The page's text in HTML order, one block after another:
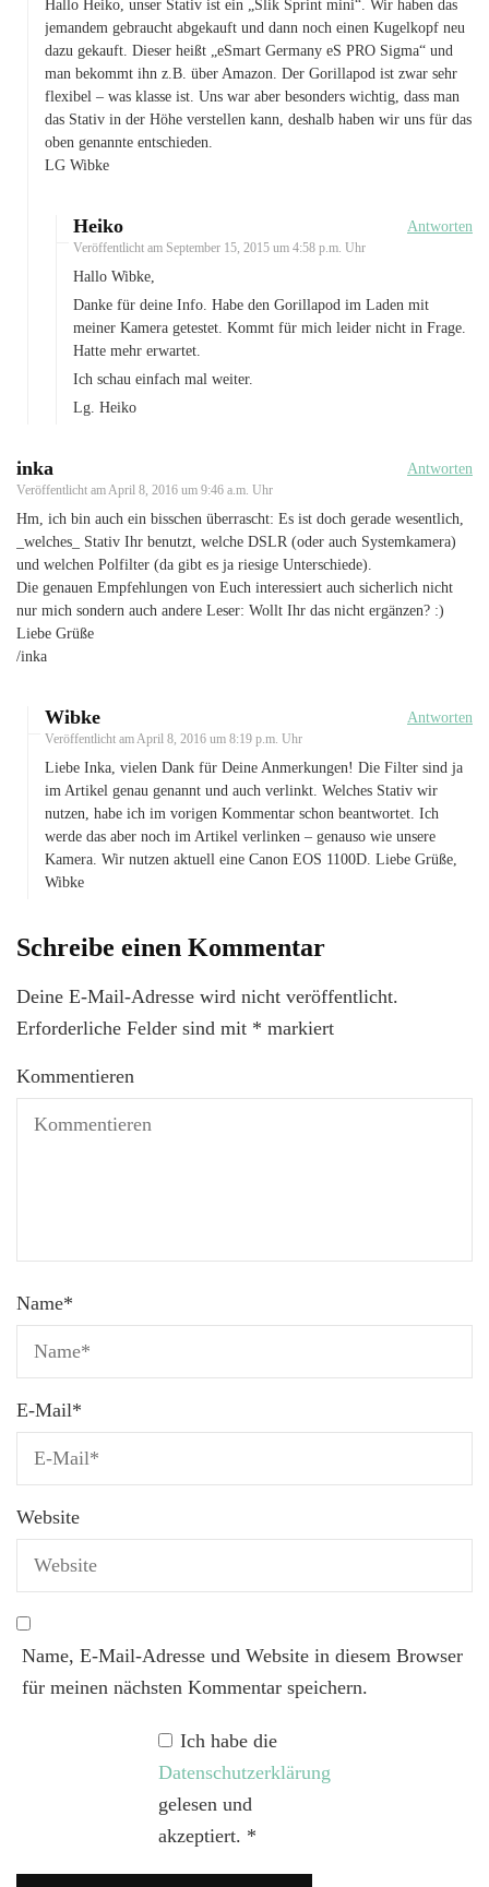
Hallo Heiko, unser Stativ ist ein „Slik Sprint mini“. Wir haben das
jemandem gebraucht abgekauft und dann noch einen Kugelkopf neu
dazu gekauft. Dieser heißt „eSmart Germany eS PRO Sigma“ und
man bekommt ihn z.B. über Amazon. Der Gorillapod ist zwar sehr
flexibel – was klasse ist. Uns war aber besonders wichtig, dass man
das Stativ in der Höhe verstellen kann, deshalb haben wir uns für das
oben genannte entschieden.
LG Wibke
Heiko
Veröffentlicht am September 15, 2015 um 4:58 p.m. Uhr
Antworten
Hallo Wibke,
Danke für deine Info. Habe den Gorillapod im Laden mit
meiner Kamera getestet. Kommt für mich leider nicht in Frage.
Hatte mehr erwartet.
Ich schau einfach mal weiter.
Lg. Heiko
inka
Veröffentlicht am April 8, 2016 um 9:46 a.m. Uhr
Antworten
Hm, ich bin auch ein bisschen überrascht: Es ist doch gerade wesentlich,
_welches_ Stativ Ihr benutzt, welche DSLR (oder auch Systemkamera)
und welchen Polfilter (da gibt es ja riesige Unterschiede).
Die genauen Empfehlungen von Euch interessiert auch sicherlich nicht
nur mich sondern auch andere Leser: Wollt Ihr das nicht ergänzen? :)
Liebe Grüße
/inka
Wibke
Veröffentlicht am April 8, 2016 um 8:19 p.m. Uhr
Antworten
Liebe Inka, vielen Dank für Deine Anmerkungen! Die Filter sind ja
im Artikel genau genannt und auch verlinkt. Welches Stativ wir
nutzen, habe ich im vorigen Kommentar schon beantwortet. Ich
werde das aber noch im Artikel verlinken – genauso wie unsere
Kamera. Wir nutzen aktuell eine Canon EOS 1100D. Liebe Grüße,
Wibke
Schreibe einen Kommentar
Deine E-Mail-Adresse wird nicht veröffentlicht.
Erforderliche Felder sind mit * markiert
Kommentieren
Name*
E-Mail*
Website
Name, E-Mail-Adresse und Website in diesem Browser
für meinen nächsten Kommentar speichern.
Ich habe die
Datenschutzerklärung
gelesen und
akzeptiert. *